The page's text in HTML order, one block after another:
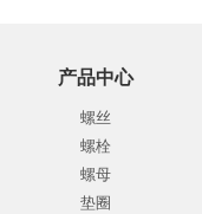
产品中心
螺丝
螺栓
螺母
垫圈